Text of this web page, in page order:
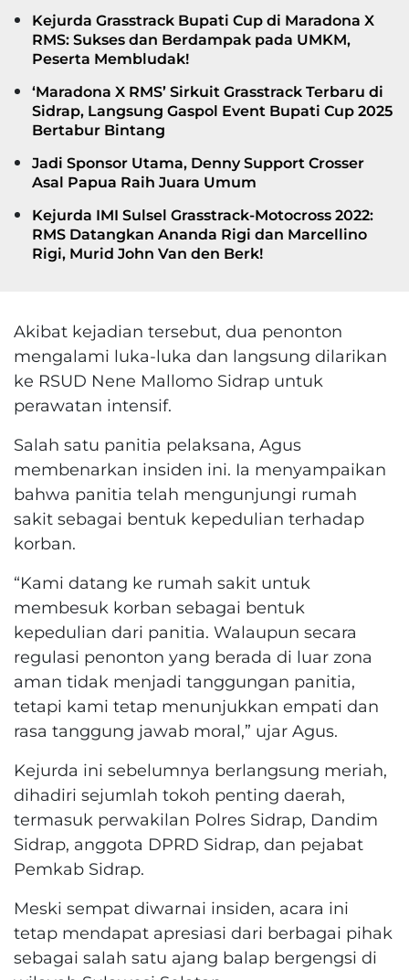
Kejurda Grasstrack Bupati Cup di Maradona X
RMS: Sukses dan Berdampak pada UMKM,
Peserta Membludak!
‘Maradona X RMS’ Sirkuit Grasstrack Terbaru di
Sidrap, Langsung Gaspol Event Bupati Cup 2025
Bertabur Bintang
Jadi Sponsor Utama, Denny Support Crosser
Asal Papua Raih Juara Umum
Kejurda IMI Sulsel Grasstrack-Motocross 2022:
RMS Datangkan Ananda Rigi dan Marcellino
Rigi, Murid John Van den Berk!
Akibat kejadian tersebut, dua penonton
mengalami luka-luka dan langsung dilarikan
ke RSUD Nene Mallomo Sidrap untuk
perawatan intensif.
Salah satu panitia pelaksana, Agus
membenarkan insiden ini. Ia menyampaikan
bahwa panitia telah mengunjungi rumah
sakit sebagai bentuk kepedulian terhadap
korban.
“Kami datang ke rumah sakit untuk
membesuk korban sebagai bentuk
kepedulian dari panitia. Walaupun secara
regulasi penonton yang berada di luar zona
aman tidak menjadi tanggungan panitia,
tetapi kami tetap menunjukkan empati dan
rasa tanggung jawab moral,” ujar Agus.
Kejurda ini sebelumnya berlangsung meriah,
dihadiri sejumlah tokoh penting daerah,
termasuk perwakilan Polres Sidrap, Dandim
Sidrap, anggota DPRD Sidrap, dan pejabat
Pemkab Sidrap.
Meski sempat diwarnai insiden, acara ini
tetap mendapat apresiasi dari berbagai pihak
sebagai salah satu ajang balap bergengsi di